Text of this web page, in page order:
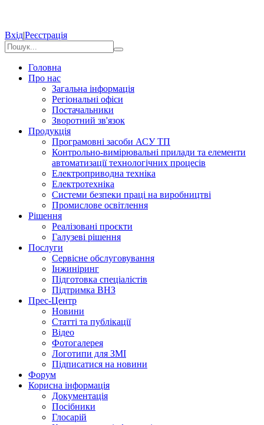
Вхід|Реєстрація
Головна
Про нас
Загальна інформація
Регіональні офіси
Постачальники
Зворотний зв'язок
Продукція
Програмовні засоби АСУ ТП
Контрольно-вимірювальні прилади та елементи
автоматизації технологічних процесів
Електроприводна техніка
Електротехніка
Системи безпеки праці на виробництві
Промислове освітлення
Рішення
Реалізовані проєкти
Галузеві рішення
Послуги
Сервісне обслуговування
Інжиніринг
Підготовка спеціалістів
Підтримка ВНЗ
Прес-Центр
Новини
Статті та публікації
Відео
Фотогалерея
Логотипи для ЗМІ
Підписатися на новини
Форум
Корисна інформація
Документація
Посібники
Глосарій